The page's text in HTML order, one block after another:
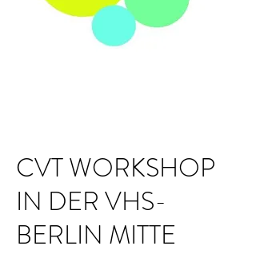
CVT WORKSHOP
IN DER VHS-
BERLIN MITTE